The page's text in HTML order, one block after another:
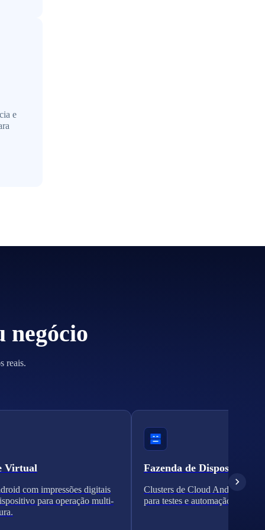
e
negócio
reais.
Virtual
com impressões digitais
para operação multi-
Fazenda de Dispositivos
Clusters de Cloud Android
para testes e automação.